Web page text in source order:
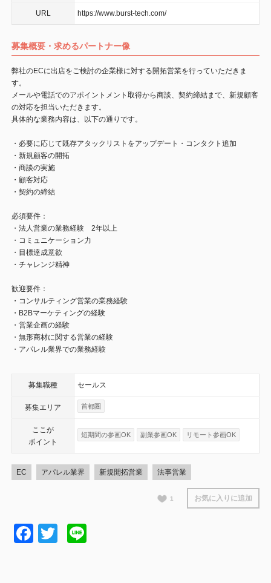
URL https://www.burst-tech.com/
募集概要・求めるパートナー像
弊社のECに出店をご検討の企業様に対する開拓営業を行っていただきま
す。
メールや電話でのアポイントメント取得から商談、契約締結まで、新規顧客
の対応を担当いただきます。
具体的な業務内容は、以下の通りです。
・必要に応じて既存アタックリストをアップデート・コンタクト追加
・新規顧客の開拓
・商談の実施
・顧客対応
・契約の締結
必須要件：
・法人営業の業務経験 2年以上
・コミュニケーション力
・目標達成意欲
・チャレンジ精神
歓迎要件：
・コンサルティング営業の業務経験
・B2Bマーケティングの経験
・営業企画の経験
・無形商材に関する営業の経験
・アパレル業界での業務経験
募集職種 セールス
募集エリア 首都圏
ここが
ポイント
短期間の参画OK 副業参画OK リモート参画OK
EC アパレル業界 新規開拓営業 法事営業
1 お気に入りに追加
Facebook
Twitter